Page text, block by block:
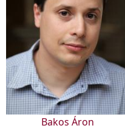
Bakos Áron